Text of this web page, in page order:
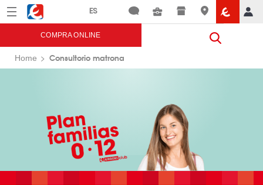
Menú Eroski
COMPRA ONLINE
Home Consultorio matrona